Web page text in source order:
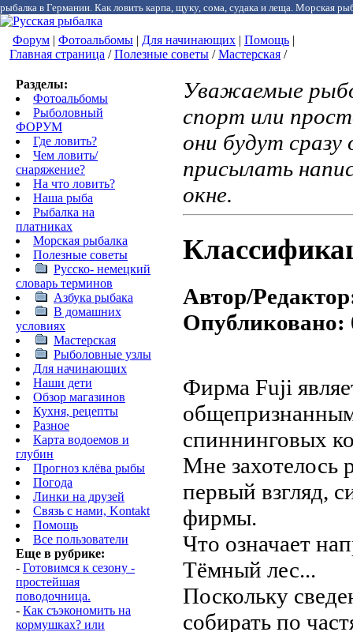
рыбалка в Германии. Как ловить карпа, щуку, сома, судака и леща. Морская
Форум | Фотоальбомы | Для начинающих | Помощь |
Главная страница /Полезные советы /Мастерская /
Разделы:
Фотоальбомы
Рыболовный
ФОРУМ
Где ловить?
Чем ловить/
снаряжение?
На что ловить?
Наша рыба
Рыбалка на
платниках
Морская рыбалка
Полезные советы
Русско- немецкий
cловарь терминов
Азбука рыбака
В домашних
условиях
Мастерская
Рыболовные узлы
Для начинающих
Наши дети
Обзор магазинов
Кухня, рецепты
Разное
Карта водоемов и
глубин
Прогноз клёва рыбы
Погода
Линки на друзей
Связь с нами, Kontakt
Помощь
Все пользователи
Еще в рубрике:
- Готовимся к сезону -
простейшая
поводочница.
- Как съэкономить на
кормушках? или
Уважаемые
спорт или
они будут сразу
присылать
окне.
Автор/
Опубликовано:
Фирма Fuji
спиннинговых
Мне захотелось
первый взгляд,
фирмы.
Что означает
Тёмный лес...
Поскольку
собирать по